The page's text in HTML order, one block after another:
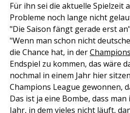
Für ihn sei die aktuelle Spielzeit
Probleme noch lange nicht
"Die Saison fängt gerade erst
"Wenn man schon nicht
die Chance hat, in der
Endspiel zu kommen, das wäre
nochmal in einem Jahr hier
Champions League gewonnen,
Das ist ja eine Bombe, dass
Jahr, in dem vieles nicht läuft,